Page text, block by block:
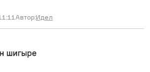
Автор:Идел
шигыре